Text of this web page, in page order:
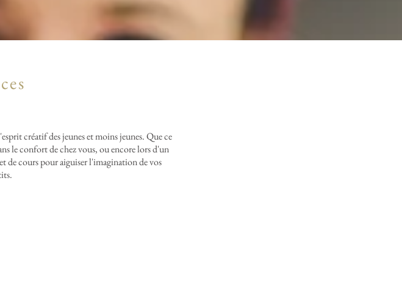
créatif des jeunes et moins jeunes. Que ce
le confort de chez vous, ou encore lors d'un
de cours pour aiguiser l'imagination de vos